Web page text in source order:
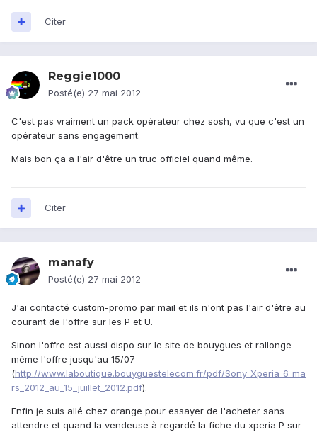
Citer
Reggie1000
Posté(e) 27 mai 2012
C'est pas vraiment un pack opérateur chez sosh, vu que c'est un
opérateur sans engagement.
Mais bon ça a l'air d'être un truc officiel quand même.
Citer
manafy
Posté(e) 27 mai 2012
J'ai contacté custom-promo par mail et ils n'ont pas l'air d'être au
courant de l'offre sur les P et U.
Sinon l'offre est aussi dispo sur le site de bouygues et rallonge
même l'offre jusqu'au 15/07
(http://www.laboutique.bouyguestelecom.fr/pdf/Sony_Xperia_6_ma
rs_2012_au_15_juillet_2012.pdf).
Enfin je suis allé chez orange pour essayer de l'acheter sans
attendre et quand la vendeuse à regardé la fiche du xperia P sur